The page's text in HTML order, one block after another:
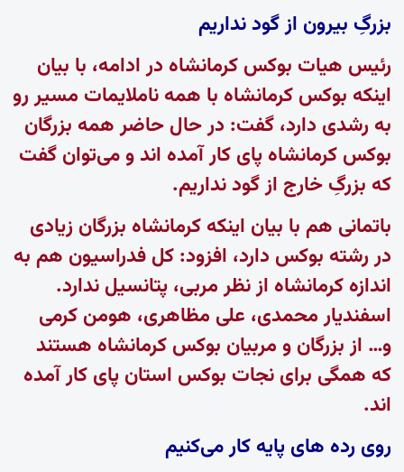
بزرگِ بیرون از گود نداریم
رئیس هیات بوکس کرمانشاه در ادامه، با بیان
اینکه بوکس کرمانشاه با همه ناملایمات مسیر رو
به رشدی دارد، گفت: در حال حاضر همه بزرگان
بوکس کرمانشاه پای کار آمده اند و می‌توان گفت
که بزرگِ خارج از گود نداریم.
باتمانی هم با بیان اینکه کرمانشاه بزرگان زیادی
در رشته بوکس دارد، افزود: کل فدراسیون هم به
اندازه کرمانشاه از نظر مربی، پتانسیل ندارد.
اسفندیار محمدی، علی مظاهری، هومن کرمی
و… از بزرگان و مربیان بوکس کرمانشاه هستند
که همگی برای نجات بوکس استان پای کار آمده
اند.
روی رده های پایه کار می‌کنیم